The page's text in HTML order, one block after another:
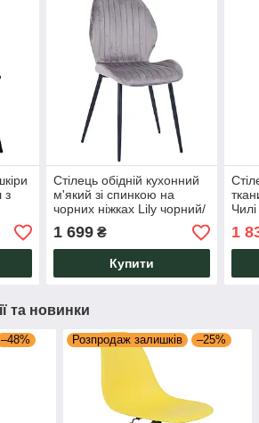
з
Стілець обідній кухонний
м'який зі спинкою на
чорних ніжках Lily чорний/
вітальні AMF
1 699₴
Купити
1
та новинки
–48% Розпродаж залишків –25%